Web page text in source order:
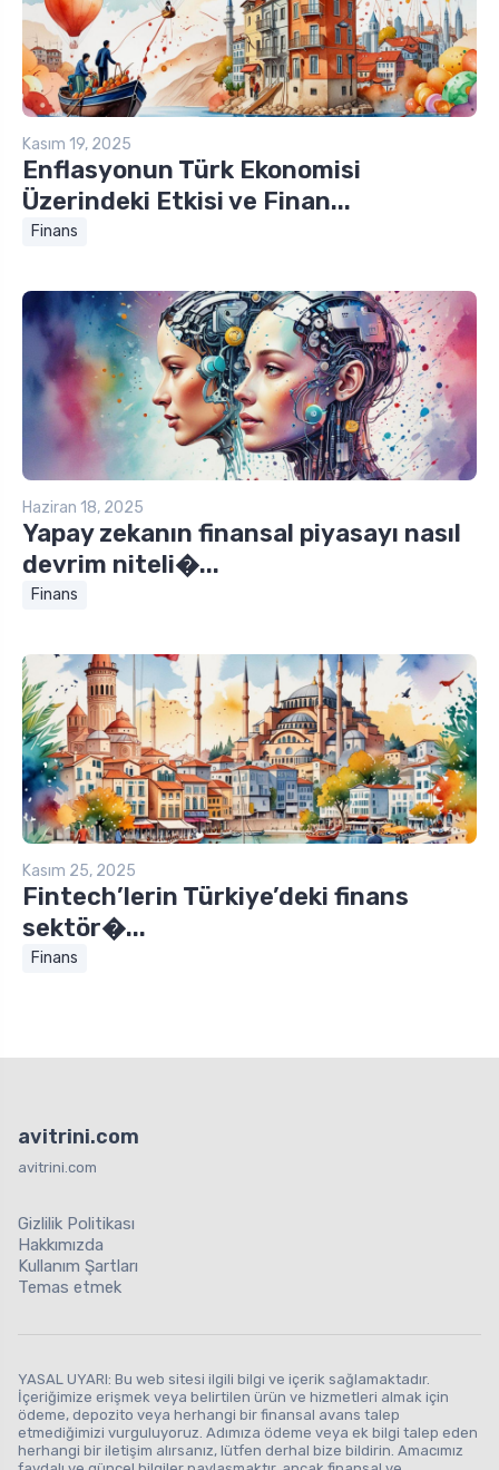
Kasım 19, 2025
Enflasyonun Türk Ekonomisi
Üzerindeki Etkisi ve Finan...
Finans
Haziran 18, 2025
Yapay zekanın finansal piyasayı nasıl
devrim niteli�...
Finans
Kasım 25, 2025
Fintech’lerin Türkiye’deki finans
sektör�...
Finans
avitrini.com
avitrini.com
Gizlilik Politikası
Hakkımızda
Kullanım Şartları
Temas etmek
YASAL UYARI: Bu web sitesi ilgili bilgi ve içerik sağlamaktadır.
İçeriğimize erişmek veya belirtilen ürün ve hizmetleri almak için
ödeme, depozito veya herhangi bir finansal avans talep
etmediğimizi vurguluyoruz. Adımıza ödeme veya ek bilgi talep eden
herhangi bir iletişim alırsanız, lütfen derhal bize bildirin. Amacımız